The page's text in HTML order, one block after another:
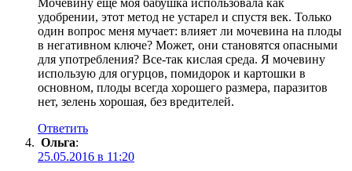
Мочевину еще моя бабушка использовала как
удобрении, этот метод не устарел и спустя век. Только
один вопрос меня мучает: влияет ли мочевина на плоды
в негативном ключе? Может, они становятся опасными
для употребления? Все-так кислая среда. Я мочевину
использую для огурцов, помидорок и картошки в
основном, плоды всегда хорошего размера, паразитов
нет, зелень хорошая, без вредителей.
Ответить
Ольга:
25.05.2016 в 11:20